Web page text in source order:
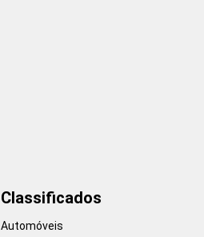
Classificados
Automóveis